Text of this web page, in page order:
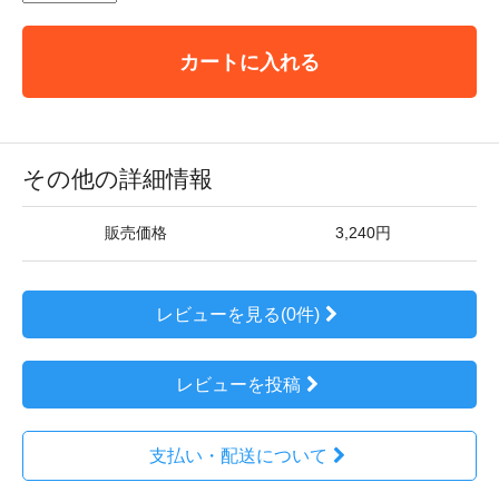
カートに入れる
その他の詳細情報
販売価格 3,240円
レビューを見る(0件)
レビューを投稿
支払い・配送について